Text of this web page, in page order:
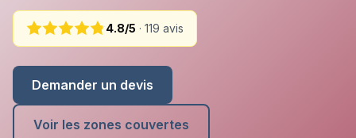
4.8/5 · 119 avis
Demander un devis
Voir les zones couvertes